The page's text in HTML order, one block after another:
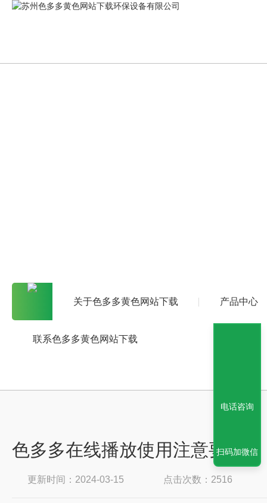
关于色多多黄色网站下载 产品中心
联系色多多黄色网站下载
色多多在线播放使用注意要点
更新时间：2024-03-15 点击次数：2516
电话咨询
扫码加微信